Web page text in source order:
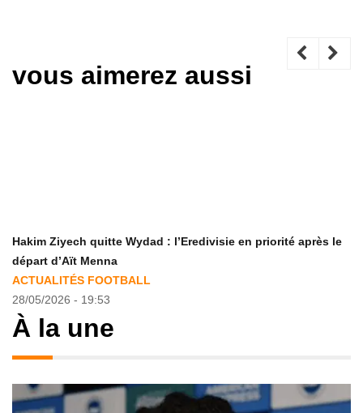
vous aimerez aussi
Hakim Ziyech quitte Wydad : l’Eredivisie en priorité après le
départ d’Aït Menna
ACTUALITÉS FOOTBALL
28/05/2026 - 19:53
À la une